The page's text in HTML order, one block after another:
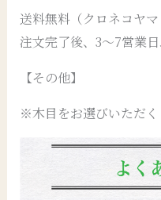
送料無料（クロネコヤマ
注文完了後、3～7営業
【その他】
※木目をお選びいただく